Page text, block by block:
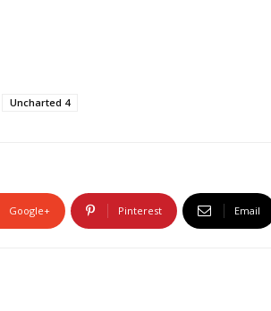
Uncharted 4
Google+ Pinterest Email